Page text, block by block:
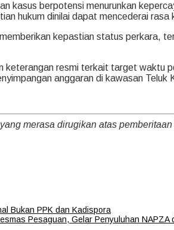
kasus berpotensi menurunkan
hukum dinilai dapat mencederai rasa
kepastian status perkara,
keterangan resmi terkait target waktu
anggaran di kawasan Teluk
merasa dirugikan atas
Bukan PPK dan Kadispora
Pesaguan, Gelar Penyuluhan NAPZA